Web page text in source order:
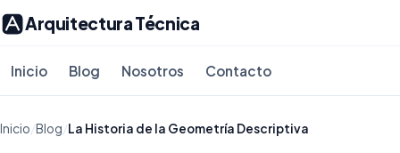
Arquitectura Técnica
Inicio Blog Nosotros Contacto
Inicio/Blog/La Historia de la Geometría Descriptiva